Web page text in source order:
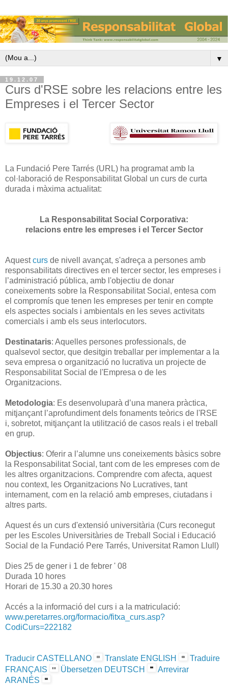
▼
19.12.07
Curs d'RSE sobre les relacions entre les
Empreses i el Tercer Sector
La Fundació Pere Tarrés (URL) ha programat amb la
col·laboració de Responsabilitat Global un curs de curta
durada i màxima actualitat:
La Responsabilitat Social Corporativa:
relacions entre les empreses i el Tercer Sector
Aquestcurs de nivell avançat, s'adreça a persones amb
responsabilitats directives en el tercer sector, les empreses i
l’administració pública, amb l'objectiu de donar
coneixements sobre la Responsabilitat Social, entesa com
el compromís que tenen les empreses per tenir en compte
els aspectes socials i ambientals en les seves activitats
comercials i amb els seus interlocutors.
Destinataris: Aquelles persones professionals, de
qualsevol sector, que desitgin treballar per implementar a la
seva empresa o organització no lucrativa un projecte de
Responsabilitat Social de l'Empresa o de les
Organitzacions.
Metodologia: Es desenvoluparà d’una manera pràctica,
mitjançant l’aprofundiment dels fonaments teòrics de l'RSE
i, sobretot, mitjançant la utilització de casos reals i el treball
en grup.
Objectius: Oferir a l’alumne uns coneixements bàsics sobre
la Responsabilitat Social, tant com de les empreses com de
les altres organitzacions. Comprendre com afecta, aquest
nou context, les Organitzacions No Lucratives, tant
internament, com en la relació amb empreses, ciutadans i
altres parts.
Aquest és un curs d'extensió universitària (Curs reconegut
per les Escoles Universitàries de Treball Social i Educació
Social de la Fundació Pere Tarrés, Universitat Ramon Llull)
Dies 25 de gener i 1 de febrer ' 08
Durada 10 hores
Horari de 15.30 a 20.30 hores
Accés a la informació del curs i a la matriculació:
www.peretarres.org/formacio/fitxa_curs.asp?
CodiCurs=222182
Traducir CASTELLANO Translate ENGLISH
Traduire
FRANÇAIS
Übersetzen DEUTSCH
Arrevirar
ARANÉS